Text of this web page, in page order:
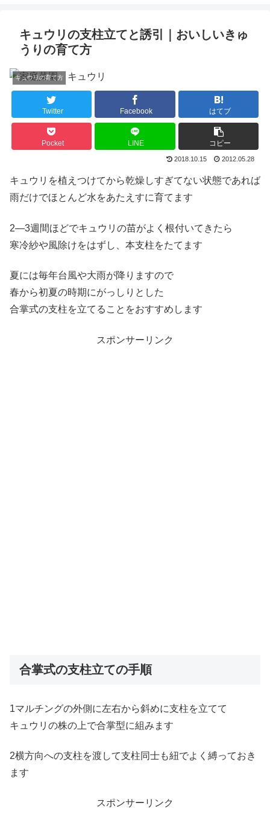
キュウリの支柱立てと誘引｜おいしいきゅ
うりの育て方
キュウリの育て方
Twitter Facebook はてブ
Pocket LINE コピー
2018.10.15 2012.05.28
キュウリを植えつけてから乾燥しすぎてない状態であれば
雨だけでほとんど水をあたえすに育てます
2―3週間ほどでキュウリの苗がよく根付いてきたら
寒冷紗や風除けをはずし、本支柱をたてます
夏には毎年台風や大雨が降りますので
春から初夏の時期にがっしりとした
合掌式の支柱を立てることをおすすめします
スポンサーリンク
合掌式の支柱立ての手順
1マルチングの外側に左右から斜めに支柱を立てて
キュウリの株の上で合掌型に組みます
2横方向への支柱を渡して支柱同士も紐でよく縛っておき
ます
スポンサーリンク